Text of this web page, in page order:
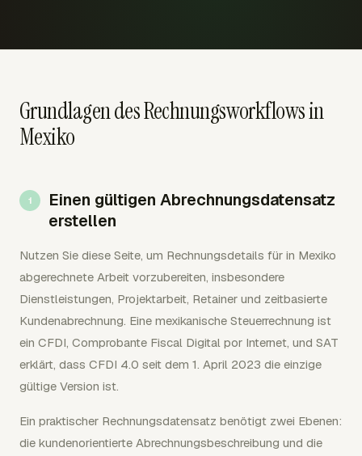
Grundlagen des Rechnungsworkflows in
Mexiko
Einen gültigen Abrechnungsdatensatz
erstellen
Nutzen Sie diese Seite, um Rechnungsdetails für in Mexiko
abgerechnete Arbeit vorzubereiten, insbesondere
Dienstleistungen, Projektarbeit, Retainer und zeitbasierte
Kundenabrechnung. Eine mexikanische Steuerrechnung ist
ein CFDI, Comprobante Fiscal Digital por Internet, und SAT
erklärt, dass CFDI 4.0 seit dem 1. April 2023 die einzige
gültige Version ist.
Ein praktischer Rechnungsdatensatz benötigt zwei Ebenen:
die kundenorientierte Abrechnungsbeschreibung und die